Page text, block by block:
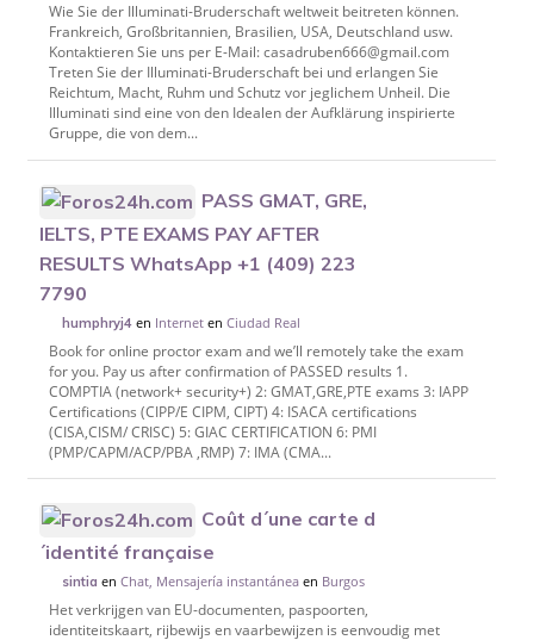
Wie Sie der Illuminati-Bruderschaft weltweit beitreten können.
Frankreich, Großbritannien, Brasilien, USA, Deutschland usw.
Kontaktieren Sie uns per E-Mail: casadruben666@gmail.com
Treten Sie der Illuminati-Bruderschaft bei und erlangen Sie
Reichtum, Macht, Ruhm und Schutz vor jeglichem Unheil. Die
Illuminati sind eine von den Idealen der Aufklärung inspirierte
Gruppe, die von dem...
PASS GMAT, GRE,
IELTS, PTE EXAMS PAY AFTER
RESULTS WhatsApp +1 (409) 223
7790
humphryj4 en Internet enCiudad Real
Book for online proctor exam and we’ll remotely take the exam
for you. Pay us after confirmation of PASSED results 1.
COMPTIA (network+ security+) 2: GMAT,GRE,PTE exams 3: IAPP
Certifications (CIPP/E CIPM, CIPT) 4: ISACA certifications
(CISA,CISM/ CRISC) 5: GIAC CERTIFICATION 6: PMI
(PMP/CAPM/ACP/PBA ,RMP) 7: IMA (CMA...
Coût d´une carte d
´identité française
sintia enChat, Mensajería instantánea en Burgos
Het verkrijgen van EU-documenten, paspoorten,
identiteitskaart, rijbewijs en vaarbewijzen is eenvoudig met